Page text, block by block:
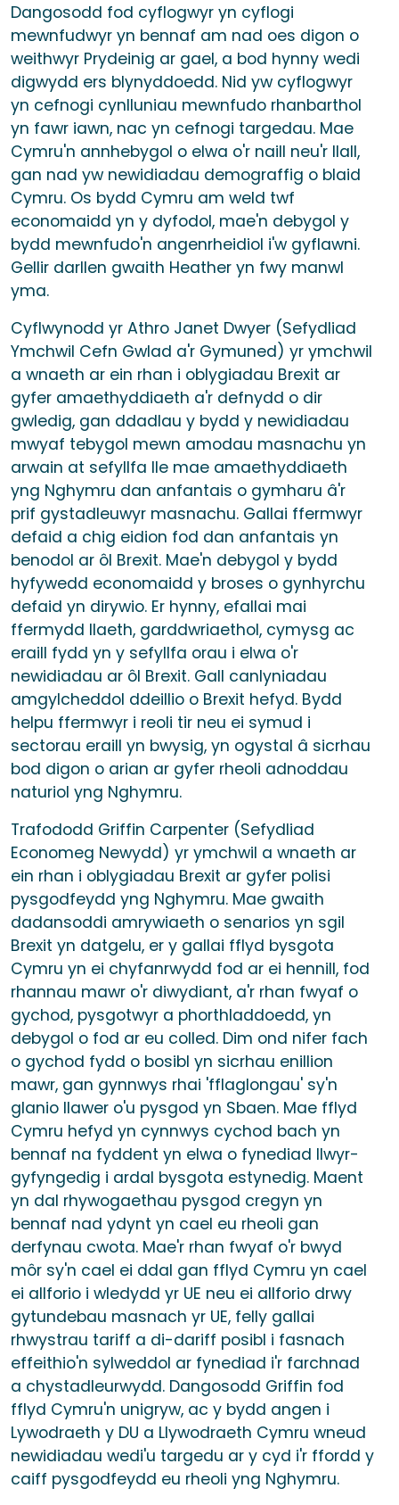
Dangosodd fod cyflogwyr yn cyflogi
mewnfudwyr yn bennaf am nad oes digon o
weithwyr Prydeinig ar gael, a bod hynny wedi
digwydd ers blynyddoedd. Nid yw cyflogwyr
yn cefnogi cynlluniau mewnfudo rhanbarthol
yn fawr iawn, nac yn cefnogi targedau. Mae
Cymru'n annhebygol o elwa o'r naill neu'r llall,
gan nad yw newidiadau demograffig o blaid
Cymru. Os bydd Cymru am weld twf
economaidd yn y dyfodol, mae'n debygol y
bydd mewnfudo'n angenrheidiol i'w gyflawni.
Gellir darllen gwaith Heather yn fwy manwl
yma.
Cyflwynodd yr Athro Janet Dwyer (Sefydliad
Ymchwil Cefn Gwlad a'r Gymuned) yr ymchwil
a wnaeth ar ein rhan i oblygiadau Brexit ar
gyfer amaethyddiaeth a'r defnydd o dir
gwledig, gan ddadlau y bydd y newidiadau
mwyaf tebygol mewn amodau masnachu yn
arwain at sefyllfa lle mae amaethyddiaeth
yng Nghymru dan anfantais o gymharu â'r
prif gystadleuwyr masnachu. Gallai ffermwyr
defaid a chig eidion fod dan anfantais yn
benodol ar ôl Brexit. Mae'n debygol y bydd
hyfywedd economaidd y broses o gynhyrchu
defaid yn dirywio. Er hynny, efallai mai
ffermydd llaeth, garddwriaethol, cymysg ac
eraill fydd yn y sefyllfa orau i elwa o'r
newidiadau ar ôl Brexit. Gall canlyniadau
amgylcheddol ddeillio o Brexit hefyd. Bydd
helpu ffermwyr i reoli tir neu ei symud i
sectorau eraill yn bwysig, yn ogystal â sicrhau
bod digon o arian ar gyfer rheoli adnoddau
naturiol yng Nghymru.
Trafododd Griffin Carpenter (Sefydliad
Economeg Newydd) yr ymchwil a wnaeth ar
ein rhan i oblygiadau Brexit ar gyfer polisi
pysgodfeydd yng Nghymru. Mae gwaith
dadansoddi amrywiaeth o senarios yn sgil
Brexit yn datgelu, er y gallai fflyd bysgota
Cymru yn ei chyfanrwydd fod ar ei hennill, fod
rhannau mawr o'r diwydiant, a'r rhan fwyaf o
gychod, pysgotwyr a phorthladdoedd, yn
debygol o fod ar eu colled. Dim ond nifer fach
o gychod fydd o bosibl yn sicrhau enillion
mawr, gan gynnwys rhai 'fflaglongau' sy'n
glanio llawer o'u pysgod yn Sbaen. Mae fflyd
Cymru hefyd yn cynnwys cychod bach yn
bennaf na fyddent yn elwa o fynediad llwyr-
gyfyngedig i ardal bysgota estynedig. Maent
yn dal rhywogaethau pysgod cregyn yn
bennaf nad ydynt yn cael eu rheoli gan
derfynau cwota. Mae'r rhan fwyaf o'r bwyd
môr sy'n cael ei ddal gan fflyd Cymru yn cael
ei allforio i wledydd yr UE neu ei allforio drwy
gytundebau masnach yr UE, felly gallai
rhwystrau tariff a di-dariff posibl i fasnach
effeithio'n sylweddol ar fynediad i'r farchnad
a chystadleurwydd. Dangosodd Griffin fod
fflyd Cymru'n unigryw, ac y bydd angen i
Lywodraeth y DU a Llywodraeth Cymru wneud
newidiadau wedi'u targedu ar y cyd i'r ffordd y
caiff pysgodfeydd eu rheoli yng Nghymru.